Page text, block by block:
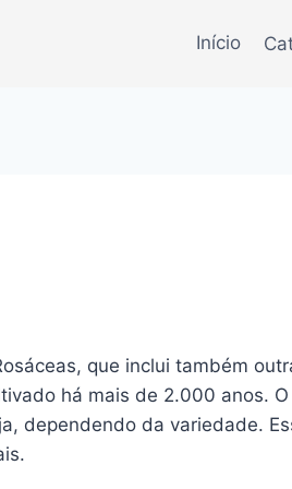
Início
que inclui também
há mais de 2.000 anos.
dependendo da variedade.